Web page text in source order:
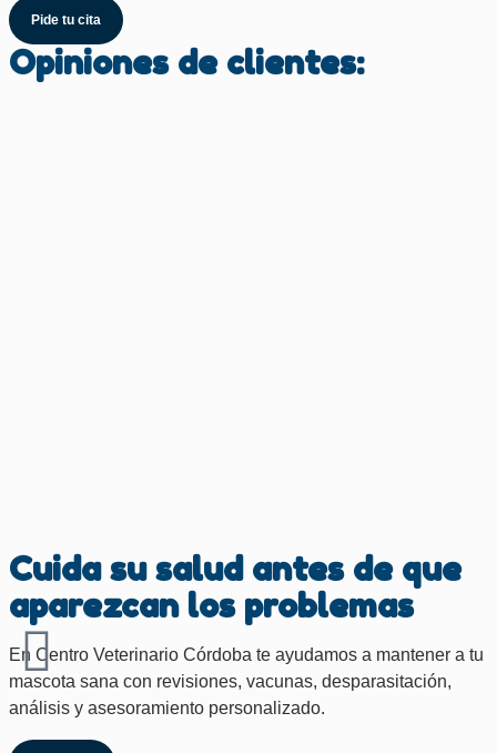
Pide tu cita
Opiniones de clientes:
Cuida su salud antes de que
aparezcan los problemas
En Centro Veterinario Córdoba te ayudamos a mantener a tu
mascota sana con revisiones, vacunas, desparasitación,
análisis y asesoramiento personalizado.